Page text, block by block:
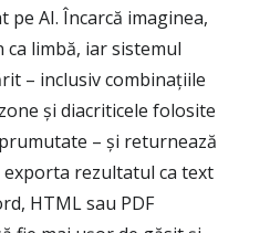
pe AI. Încarcă imaginea,
ca limbă, iar sistemul
– inclusiv combinațiile
și diacriticele folosite
– și returnează
rezultatul ca text
HTML sau PDF